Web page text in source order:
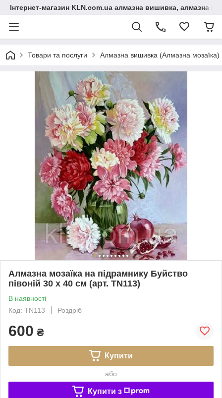
Інтернет-магазин KLN.com.ua алмазна вишивка, алмазна
Товари та послуги Алмазна вишивка (Алмазна мозаїка)
Алмазна мозаїка на підрамнику Буйство
півоній 30 х 40 см (арт. TN113)
В наявності
Код: TN113
Роздріб
600 ₴
Купити
або
Купити з